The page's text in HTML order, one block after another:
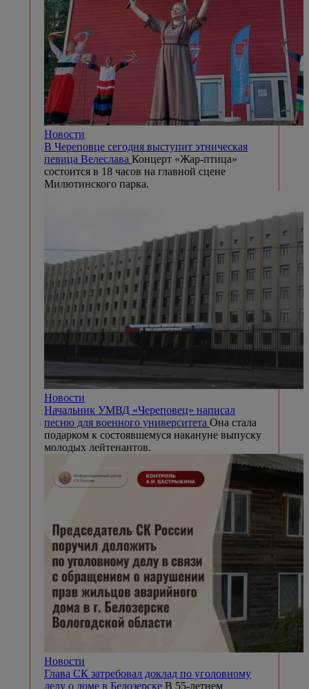
Новости
В Череповце сегодня выступит этническая
певица Велеслава Концерт «Жар-птица»
состоится в 18 часов на главной сцене
Милютинского парка.
Новости
Начальник УМВД «Череповец» написал
песню для военного университета Она стала
подарком к состоявшемуся накануне выпуску
молодых лейтенантов.
Новости
Глава СК затребовал доклад по уголовному
делу о доме в Белозерске В 55-летнем